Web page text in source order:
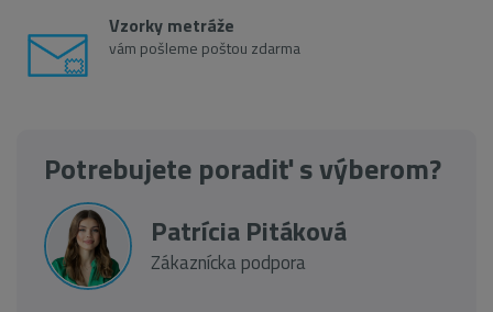
Vzorky metráže
vám pošleme poštou zdarma
Potrebujete poradiť s výberom?
Patrícia Pitáková
Zákaznícka podpora